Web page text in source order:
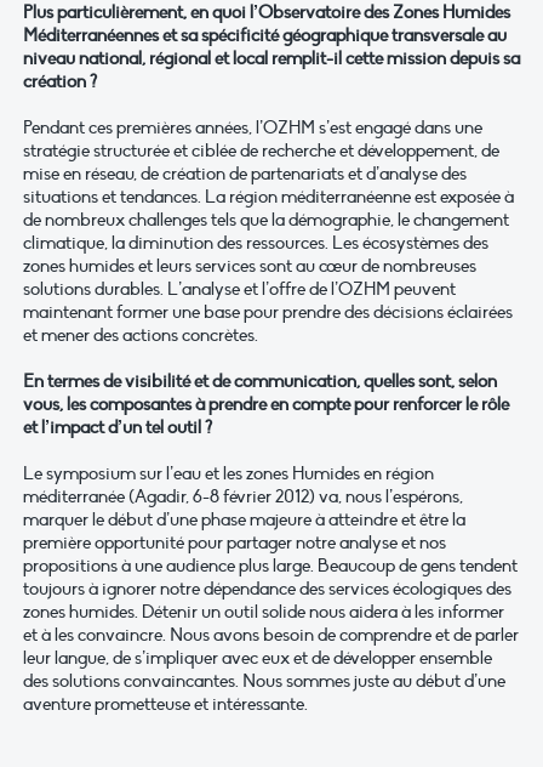
Plus particulièrement, en quoi l’Observatoire des Zones Humides
Méditerranéennes et sa spécificité géographique transversale au
niveau national, régional et local remplit-il cette mission depuis sa
création ?
Pendant ces premières années, l’OZHM s’est engagé dans une
stratégie structurée et ciblée de recherche et développement, de
mise en réseau, de création de partenariats et d’analyse des
situations et tendances. La région méditerranéenne est exposée à
de nombreux challenges tels que la démographie, le changement
climatique, la diminution des ressources. Les écosystèmes des
zones humides et leurs services sont au cœur de nombreuses
solutions durables. L’analyse et l’offre de l’OZHM peuvent
maintenant former une base pour prendre des décisions éclairées
et mener des actions concrètes.
En termes de visibilité et de communication, quelles sont, selon
vous, les composantes à prendre en compte pour renforcer le rôle
et l’impact d’un tel outil ?
Le symposium sur l’eau et les zones Humides en région
méditerranée (Agadir, 6-8 février 2012) va, nous l’espérons,
marquer le début d’une phase majeure à atteindre et être la
première opportunité pour partager notre analyse et nos
propositions à une audience plus large. Beaucoup de gens tendent
toujours à ignorer notre dépendance des services écologiques des
zones humides. Détenir un outil solide nous aidera à les informer
et à les convaincre. Nous avons besoin de comprendre et de parler
leur langue, de s’impliquer avec eux et de développer ensemble
des solutions convaincantes. Nous sommes juste au début d’une
aventure prometteuse et intéressante.